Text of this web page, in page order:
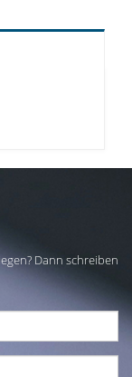
Dann schreiben